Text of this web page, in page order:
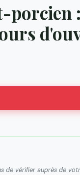
porcien :
de vérifier auprès de